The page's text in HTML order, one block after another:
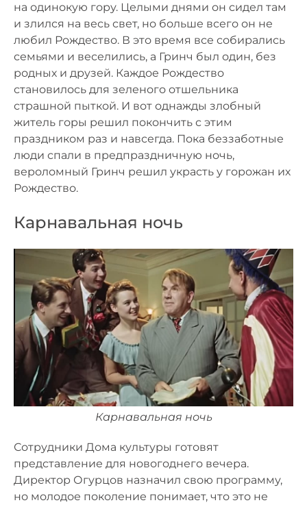
на одинокую гору. Целыми днями он сидел там
и злился на весь свет, но больше всего он не
любил Рождество. В это время все собирались
семьями и веселились, а Гринч был один, без
родных и друзей. Каждое Рождество
становилось для зеленого отшельника
страшной пыткой. И вот однажды злобный
житель горы решил покончить с этим
праздником раз и навсегда. Пока беззаботные
люди спали в предпраздничную ночь,
вероломный Гринч решил украсть у горожан их
Рождество.
Карнавальная ночь
Карнавальная ночь
Сотрудники Дома культуры готовят
представление для новогоднего вечера.
Директор Огурцов назначил свою программу,
но молодое поколение понимает, что это не